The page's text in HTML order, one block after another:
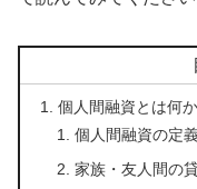
個人間融資とは何
個人間融資の定
家族・友人間の